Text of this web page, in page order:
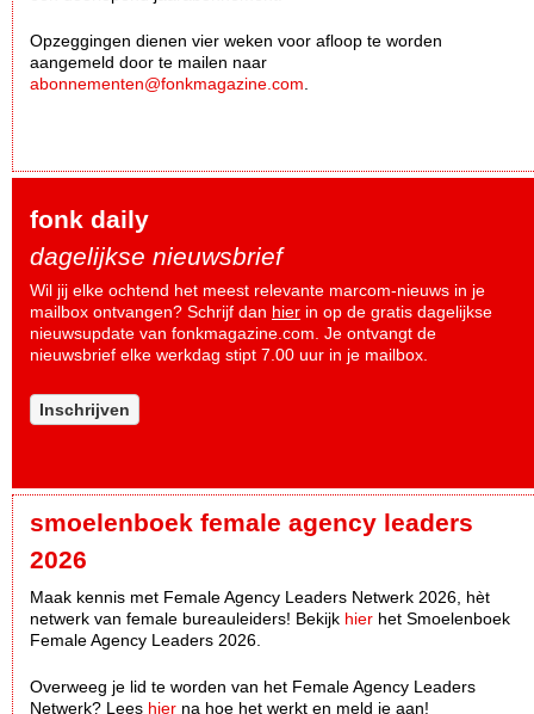
Opzeggingen dienen vier weken voor afloop te worden
aangemeld door te mailen naar
abonnementen@fonkmagazine.com
fonk daily
dagelijkse nieuwsbrief
Wil jij elke ochtend het meest relevante marcom-nieuws in je
mailbox ontvangen? Schrijf dan hier in op de gratis dagelijkse
nieuwsupdate van fonkmagazine.com. Je ontvangt de
nieuwsbrief elke werkdag stipt 7.00 uur in je mailbox.
Inschrijven
smoelenboek female agency leaders
2026
Maak kennis met Female Agency Leaders Netwerk 2026, hèt
netwerk van female bureauleiders! Bekijk hier het Smoelenboek
Female Agency Leaders 2026.
Overweeg je lid te worden van het Female Agency Leaders
Netwerk? Lees hier na hoe het werkt en meld je aan!